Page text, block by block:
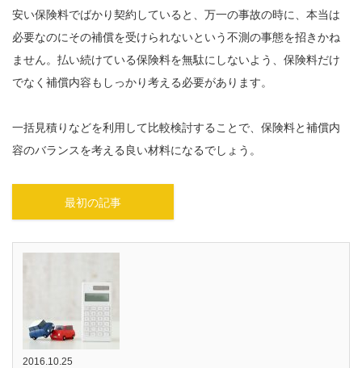
安い保険料でばかり契約していると、万一の事故の時に、本当は
必要なのにその補償を受けられないという不測の事態を招きかね
ません。払い続けている保険料を無駄にしないよう、保険料だけ
でなく補償内容もしっかり考える必要があります。
一括見積りなどを利用して比較検討することで、保険料と補償内
容のバランスを考える良い材料になるでしょう。
最初の記事
2016.10.25